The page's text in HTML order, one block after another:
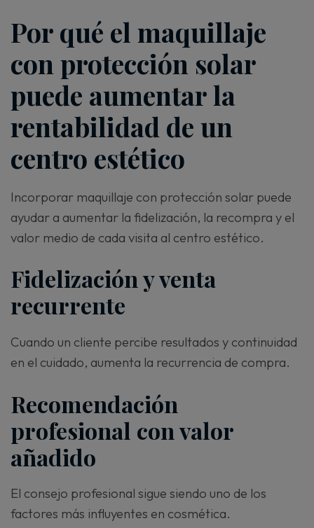
Por qué el maquillaje
con protección solar
puede aumentar la
rentabilidad de un
centro estético
Incorporar maquillaje con protección solar puede
ayudar a aumentar la fidelización, la recompra y el
valor medio de cada visita al centro estético.
Fidelización y venta
recurrente
Cuando un cliente percibe resultados y continuidad
en el cuidado, aumenta la recurrencia de compra.
Recomendación
profesional con valor
añadido
El consejo profesional sigue siendo uno de los
factores más influyentes en cosmética.